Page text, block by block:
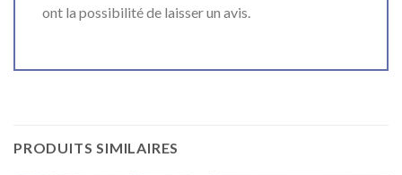
ont la possibilité de laisser un avis.
PRODUITS SIMILAIRES